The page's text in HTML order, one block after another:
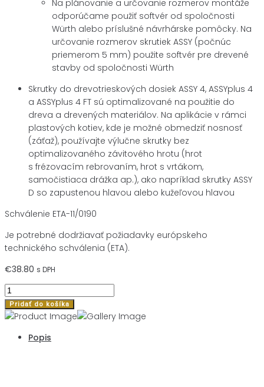
Na plánovanie a určovanie rozmerov montáže
odporúčame použiť softvér od spoločnosti
Würth alebo príslušné návrhárske pomôcky. Na
určovanie rozmerov skrutiek ASSY (počnúc
priemerom 5 mm) použite softvér pre drevené
stavby od spoločnosti Würth
Skrutky do drevotrieskových dosiek ASSY 4, ASSYplus 4
a ASSYplus 4 FT sú optimalizované na použitie do
dreva a drevených materiálov. Na aplikácie v rámci
plastových kotiev, kde je možné obmedziť nosnosť
(záťaž), používajte výlučne skrutky bez
optimalizovaného závitového hrotu (hrot
s frézovacím rebrovaním, hrot s vrtákom,
samočistiaca drážka ap.), ako napríklad skrutky ASSY
D so zapustenou hlavou alebo kužeľovou hlavou
Schválenie ETA-11/0190
Je potrebné dodržiavať požiadavky európskeho
technického schválenia (ETA).
€38.80 s DPH
množstvo
200ks
UNIVERZÁLNA
ASSY®PLUS
Pridať do košíka
Popis